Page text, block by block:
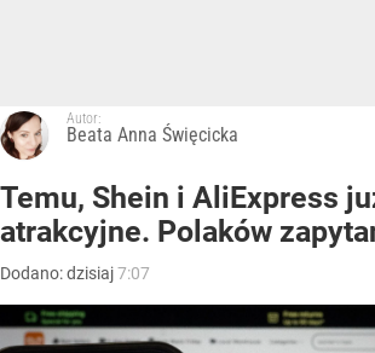
Autor:
Beata Anna Święcicka
Temu, Shein i AliExpress
atrakcyjne. Polaków
Dodano:dzisiaj7:07